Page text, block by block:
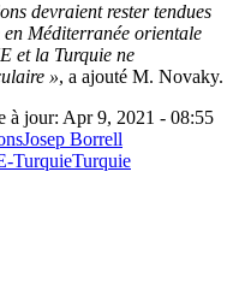
devraient rester tendues
Méditerranée orientale
et la Turquie ne
», a ajouté M. Novaky.
à jour: Apr 9, 2021 - 08:55
Josep Borrell
TurquieTurquie